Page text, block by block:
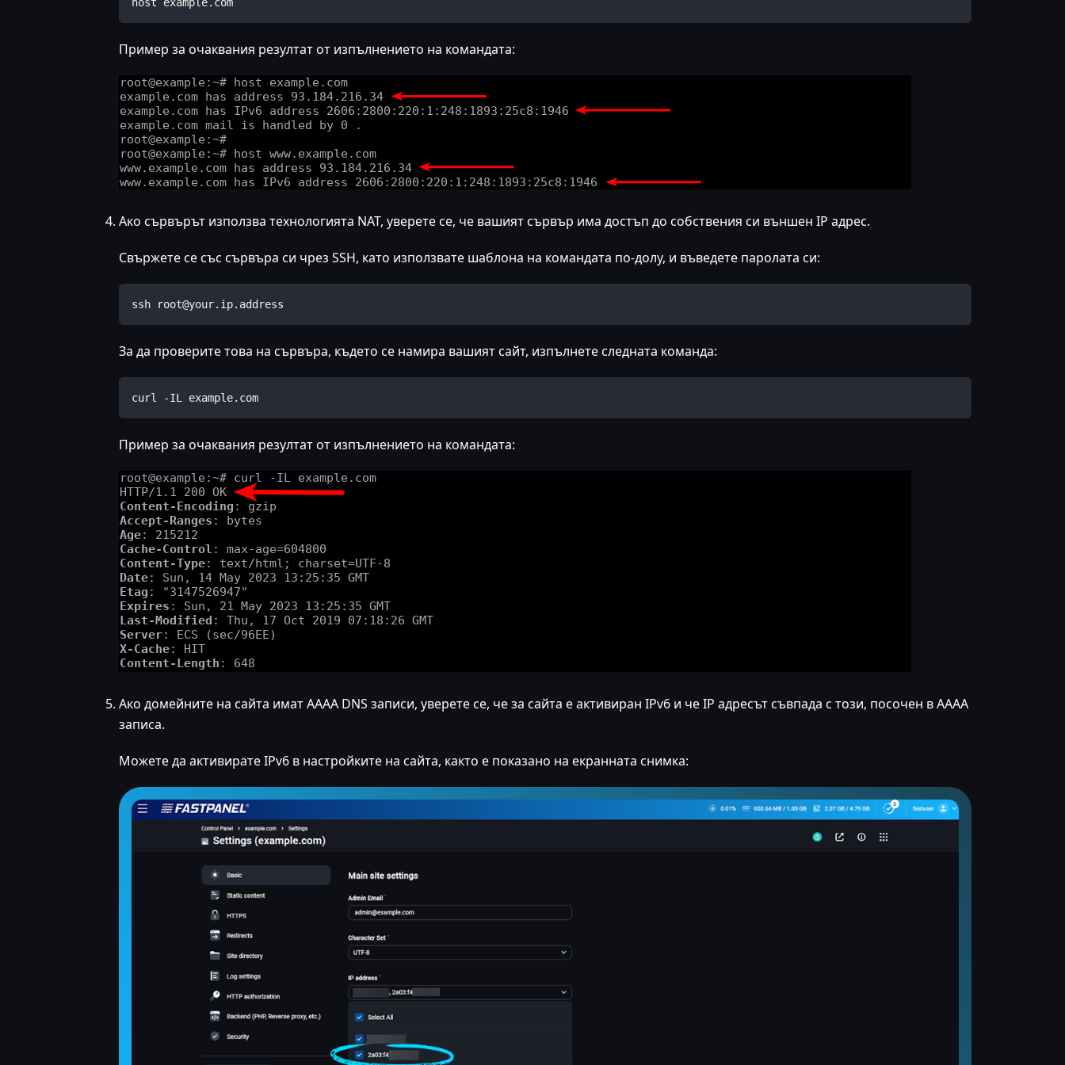
Пример за очаквания резултат от изпълнението на командата:
Ако сървърът използва технологията NAT, уверете се, че вашият сървър има достъп до собствения си външен IP адрес.
Свържете се със сървъра си чрез SSH, като използвате шаблона на командата по-долу, и въведете паролата си:
ssh root@your.ip.address
За да проверите това на сървъра, където се намира вашият сайт, изпълнете следната команда:
curl -IL example.com
Пример за очаквания резултат от изпълнението на командата:
Ако домейните на сайта имат AAAA DNS записи, уверете се, че за сайта е активиран IPv6 и че IP адресът съвпада с този, посочен в AAAA
записа.
Можете да активирате IPv6 в настройките на сайта, както е показано на екранната снимка: